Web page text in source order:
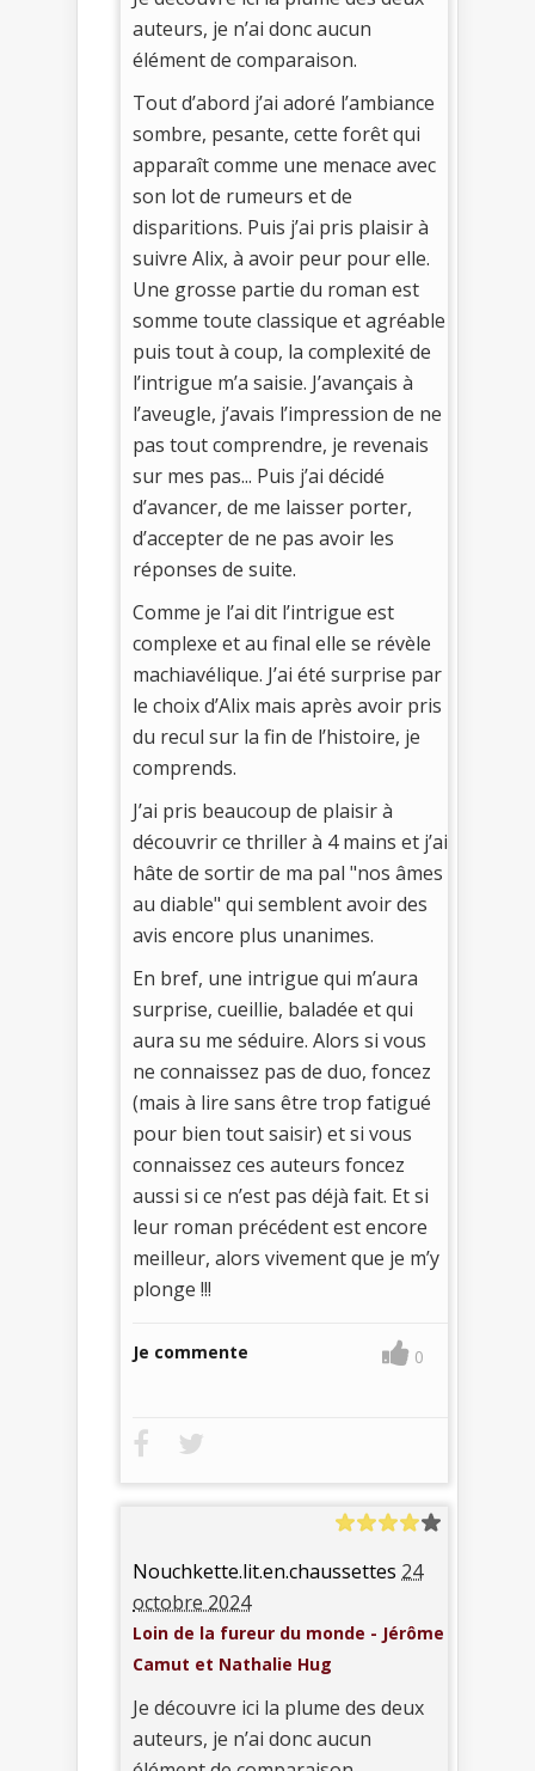
auteurs, je n’ai donc aucun
élément de comparaison.
Tout d’abord j’ai adoré l’ambiance
sombre, pesante, cette forêt qui
apparaît comme une menace avec
son lot de rumeurs et de
disparitions. Puis j’ai pris plaisir à
suivre Alix, à avoir peur pour elle.
Une grosse partie du roman est
somme toute classique et agréable
puis tout à coup, la complexité de
l’intrigue m’a saisie. J’avançais à
l’aveugle, j’avais l’impression de ne
pas tout comprendre, je revenais
sur mes pas... Puis j’ai décidé
d’avancer, de me laisser porter,
d’accepter de ne pas avoir les
réponses de suite.
Comme je l’ai dit l’intrigue est
complexe et au final elle se révèle
machiavélique. J’ai été surprise par
le choix d’Alix mais après avoir pris
du recul sur la fin de l’histoire, je
comprends.
J’ai pris beaucoup de plaisir à
découvrir ce thriller à 4 mains et j’ai
hâte de sortir de ma pal "nos âmes
au diable" qui semblent avoir des
avis encore plus unanimes.
En bref, une intrigue qui m’aura
surprise, cueillie, baladée et qui
aura su me séduire. Alors si vous
ne connaissez pas de duo, foncez
(mais à lire sans être trop fatigué
pour bien tout saisir) et si vous
connaissez ces auteurs foncez
aussi si ce n’est pas déjà fait. Et si
leur roman précédent est encore
meilleur, alors vivement que je m’y
plonge !!!
Je commente 0
Nouchkette.lit.en.chaussettes 24
octobre 2024
Loin de la fureur du monde - Jérôme
Camut et Nathalie Hug
Je découvre ici la plume des deux
auteurs, je n’ai donc aucun